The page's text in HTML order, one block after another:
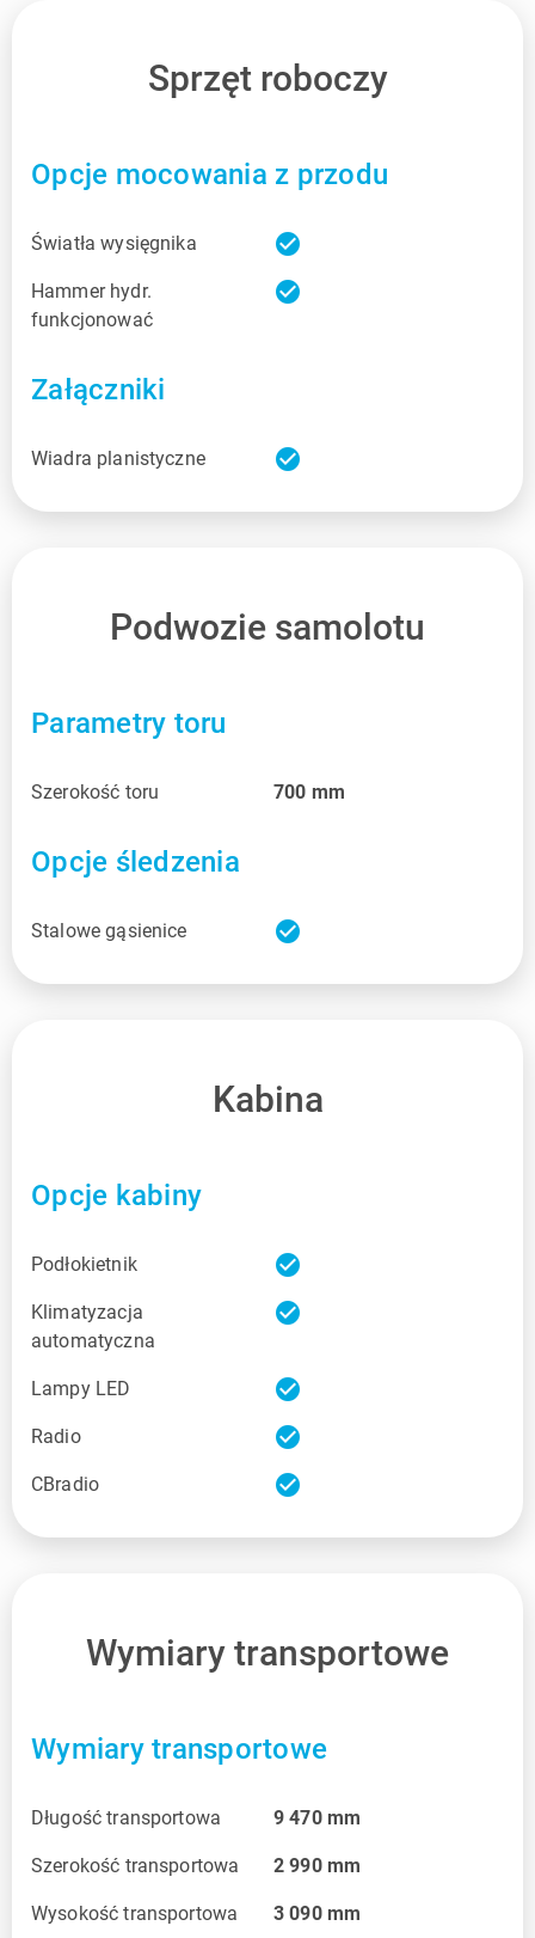
Sprzęt roboczy
Opcje mocowania z przodu
Światła wysięgnika check_circle
Hammer hydr.
funkcjonować
check_circle
Załączniki
Wiadra planistyczne check_circle
Podwozie samolotu
Parametry toru
Szerokość toru 700 mm
Opcje śledzenia
Stalowe gąsienice check_circle
Kabina
Opcje kabiny
Podłokietnik check_circle
Klimatyzacja
automatyczna
check_circle
Lampy LED check_circle
Radio check_circle
CBradio check_circle
Wymiary transportowe
Wymiary transportowe
Długość transportowa 9 470 mm
Szerokość transportowa 2 990 mm
Wysokość transportowa 3 090 mm